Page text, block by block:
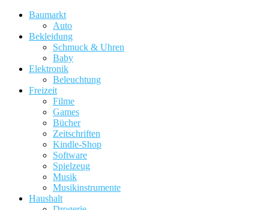
Baumarkt
Auto
Bekleidung
Schmuck & Uhren
Baby
Elektronik
Beleuchtung
Freizeit
Filme
Games
Bücher
Zeitschriften
Kindle-Shop
Software
Spielzeug
Musik
Musikinstrumente
Haushalt